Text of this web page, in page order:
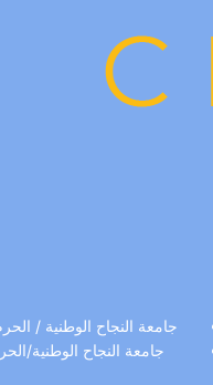
جامعة النجاح الوطنية / الحرم القديم/
جامعة النجاح الوطنية/